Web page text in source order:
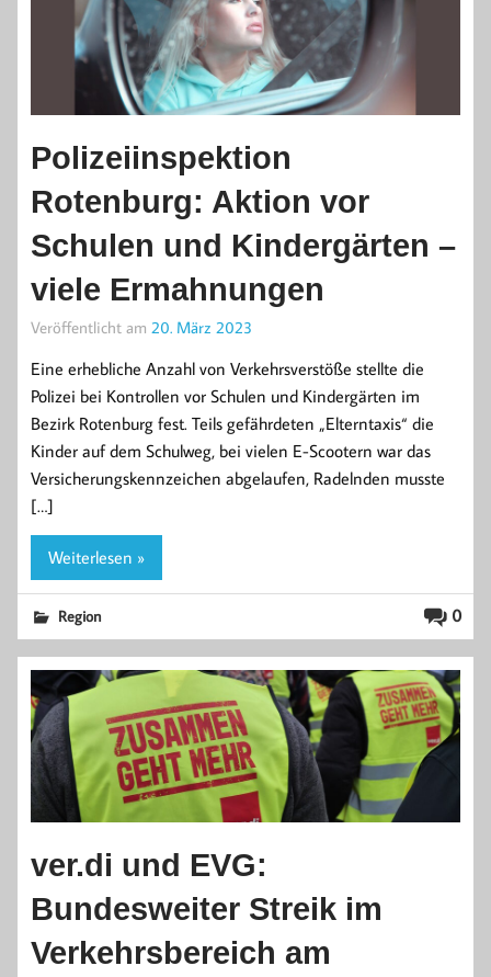
Polizeiinspektion
Rotenburg: Aktion vor
Schulen und Kindergärten –
viele Ermahnungen
Veröffentlicht am 20. März 2023
Eine erhebliche Anzahl von Verkehrsverstöße stellte die
Polizei bei Kontrollen vor Schulen und Kindergärten im
Bezirk Rotenburg fest. Teils gefährdeten „Elterntaxis“ die
Kinder auf dem Schulweg, bei vielen E-Scootern war das
Versicherungskennzeichen abgelaufen, Radelnden musste
[…]
Weiterlesen »
0
Region
ver.di und EVG:
Bundesweiter Streik im
Verkehrsbereich am